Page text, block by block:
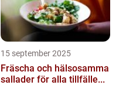
15 september 2025
Fräscha och hälsosamma
sallader för alla tillfälle...